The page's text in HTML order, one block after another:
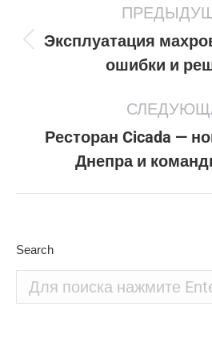
записям
Эксплуатация
ошибки и
Ресторан Cicada —
Днепра и
Search